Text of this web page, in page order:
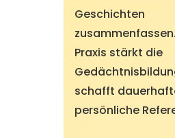
Geschichten
Praxis stärkt die
schafft
persönliche